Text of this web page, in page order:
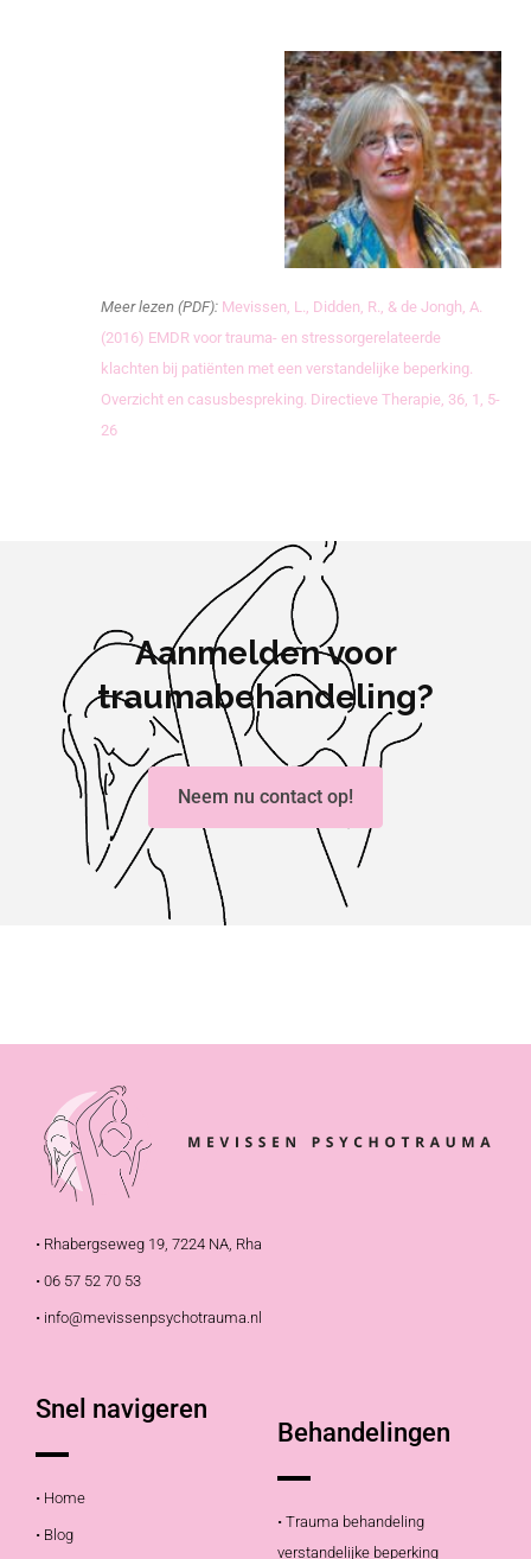
Meer lezen (PDF): Mevissen, L., Didden, R., & de Jongh, A.
(2016) EMDR voor trauma- en stressorgerelateerde
klachten bij patiënten met een verstandelijke beperking.
Overzicht en casusbespreking. Directieve Therapie, 36, 1, 5-
26
Aanmelden voor
traumabehandeling?
Neem nu contact op!
• Rhabergseweg 19, 7224 NA, Rha
• 06 57 52 70 53
• info@mevissenpsychotrauma.nl
Snel navigeren
• Home
• Blog
Behandelingen
• Trauma behandeling
verstandelijke beperking